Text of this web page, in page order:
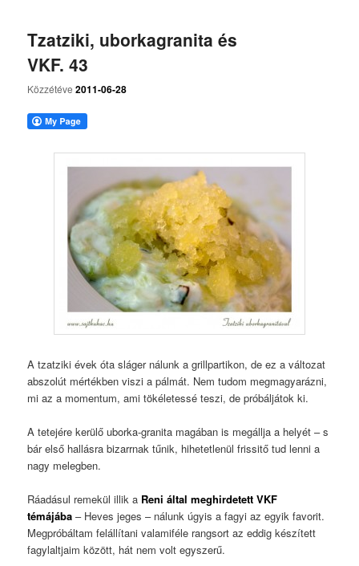
Tzatziki, uborkagranita és
VKF. 43
Közzétéve2011-06-28
A tzatziki évek óta sláger nálunk a grillpartikon, de ez a változat
abszolút mértékben viszi a pálmát. Nem tudom megmagyarázni,
mi az a momentum, ami tökéletessé teszi, de próbáljátok ki.
A tetejére kerülő uborka-granita magában is megállja a helyét – s
bár első hallásra bizarrnak tűnik, hihetetlenül frissitő tud lenni a
nagy melegben.
Ráadásul remekül illik a Reni által meghirdetett VKF
témájába – Heves jeges – nálunk úgyis a fagyi az egyik favorit.
Megpróbáltam felállítani valamiféle rangsort az eddig készített
fagylaltjaim között, hát nem volt egyszerű.